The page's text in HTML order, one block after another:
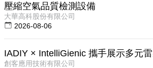
壓縮空氣品質檢測設備
大華高科股份有限公司
2026-08-06
IADIY × IntelliGienic 攜手展示多元
創客應用技術有限公司